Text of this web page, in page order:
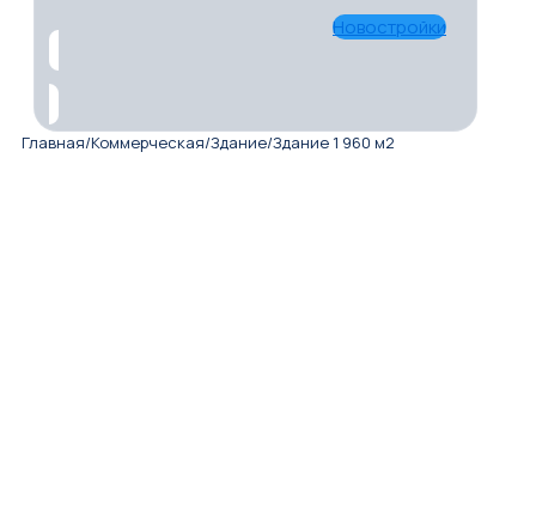
Новостройки
Главная/Коммерческая/Здание/Здание 1 960 м2